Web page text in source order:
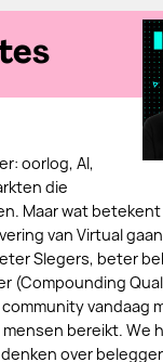
oorlog, AI,
die
Maar wat
van Virtual
Slegers, beter
(Compounding
vandaag
bereikt. We
over